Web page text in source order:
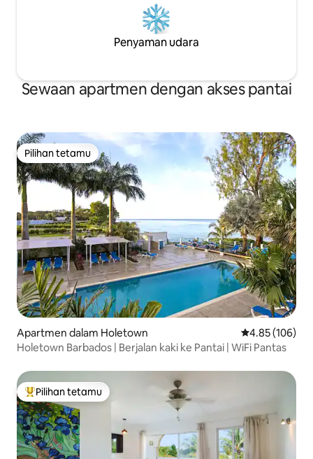
Penyaman udara
Sewaan apartmen dengan akses pantai
Pilihan tetamu
Pilihan tetamu
Apartmen dalam Holetown Penarafan
4.85 (106)
Holetown Barbados | Berjalan kaki ke Pantai | WiFi Pantas
Pilihan utama tetamu
Pilihan tetamu